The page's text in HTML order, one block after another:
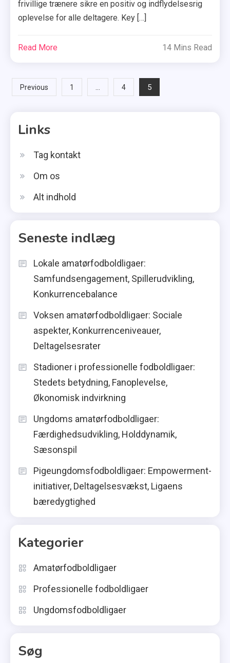
frivillige trænere sikre en positiv og indflydelsesrig
oplevelse for alle deltagere. Key […]
Read More 14 Mins Read
Posts
Previous 1 … 4 5
Links
Tag kontakt
Om os
Alt indhold
Seneste indlæg
Lokale amatørfodboldligaer:
Samfundsengagement, Spillerudvikling,
Konkurrencebalance
Voksen amatørfodboldligaer: Sociale
aspekter, Konkurrenceniveauer,
Deltagelsesrater
Stadioner i professionelle fodboldligaer:
Stedets betydning, Fanoplevelse,
Økonomisk indvirkning
Ungdoms amatørfodboldligaer:
Færdighedsudvikling, Holddynamik,
Sæsonspil
Pigeungdomsfodboldligaer: Empowerment-
initiativer, Deltagelsesvækst, Ligaens
bæredygtighed
Kategorier
Amatørfodboldligaer
Professionelle fodboldligaer
Ungdomsfodboldligaer
Søg